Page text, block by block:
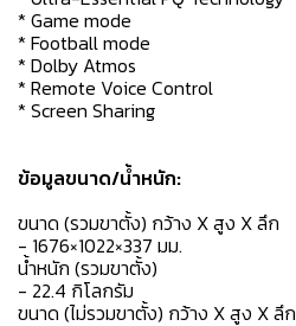
* Game mode
* Football mode
* Dolby Atmos
* Remote Voice Control
* Screen Sharing
ข้อมูลขนาด/น้ำหนัก:
ขนาด (รวมขาตั้ง) กว้าง X สูง X ลึก
- 1676×1022×337 มม.
น้ำหนัก (รวมขาตั้ง)
- 22.4 กิโลกรัม
ขนาด (ไม่รวมขาตั้ง) กว้าง X สูง X ลึก